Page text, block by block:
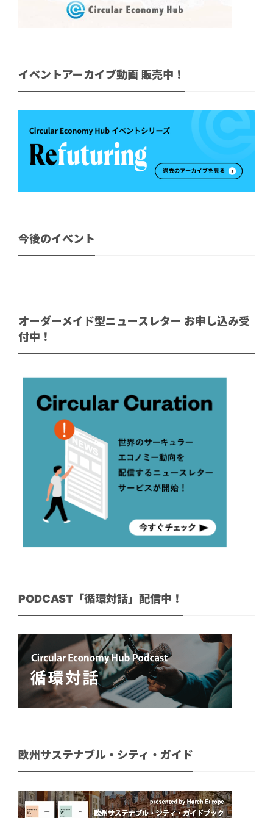
イベントアーカイブ動画 販売中！
今後のイベント
オーダーメイド型ニュースレター お申し込み受
付中！
PODCAST「循環対話」配信中！
欧州サステナブル・シティ・ガイド